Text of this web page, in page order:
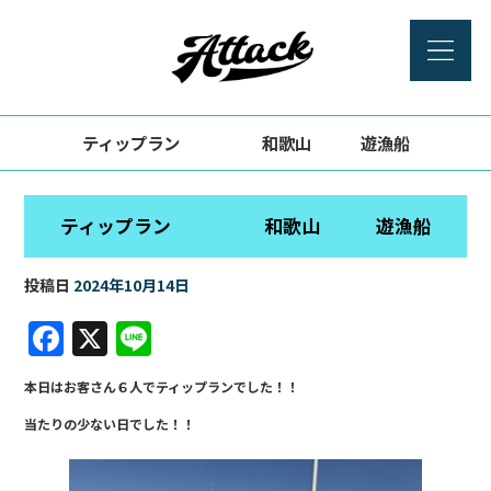
ティップラン 和歌山 遊漁船
ティップラン 和歌山 遊漁船
投稿日 2024年10月14日
F
a
c
e
X
n
e
本日はお客さん６人でティップランでした！！
当たりの少ない日でした！！